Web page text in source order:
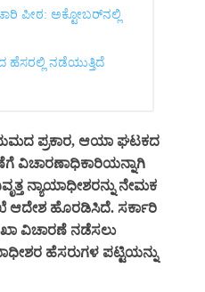
ಪೀಠ: ಅಕ್ಟೋಬರ್‌ನಲ್ಲಿ
ಹೆಸರಲ್ಲಿ ನಡೆಯುತ್ತಿದೆ
ಪ್ರಕಾರ, ಆಯಾ ಘಟಕದ
ವಿಚಾರಣಾಧಿಕಾರಿಯನ್ನಾಗಿ
ನ್ಯಾಯಾಧೀಶರನ್ನು ನೇಮಕ
ಆದೇಶ ಹೊರಡಿಸಿದೆ. ಸರ್ಕಾರಿ
ವಿಚಾರಣೆ ನಡೆಸಲು
ಹೆಸರುಗಳ ಪಟ್ಟಿಯನ್ನು